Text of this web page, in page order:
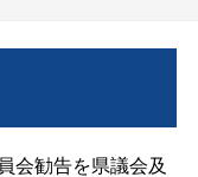
会勧告を県議会及